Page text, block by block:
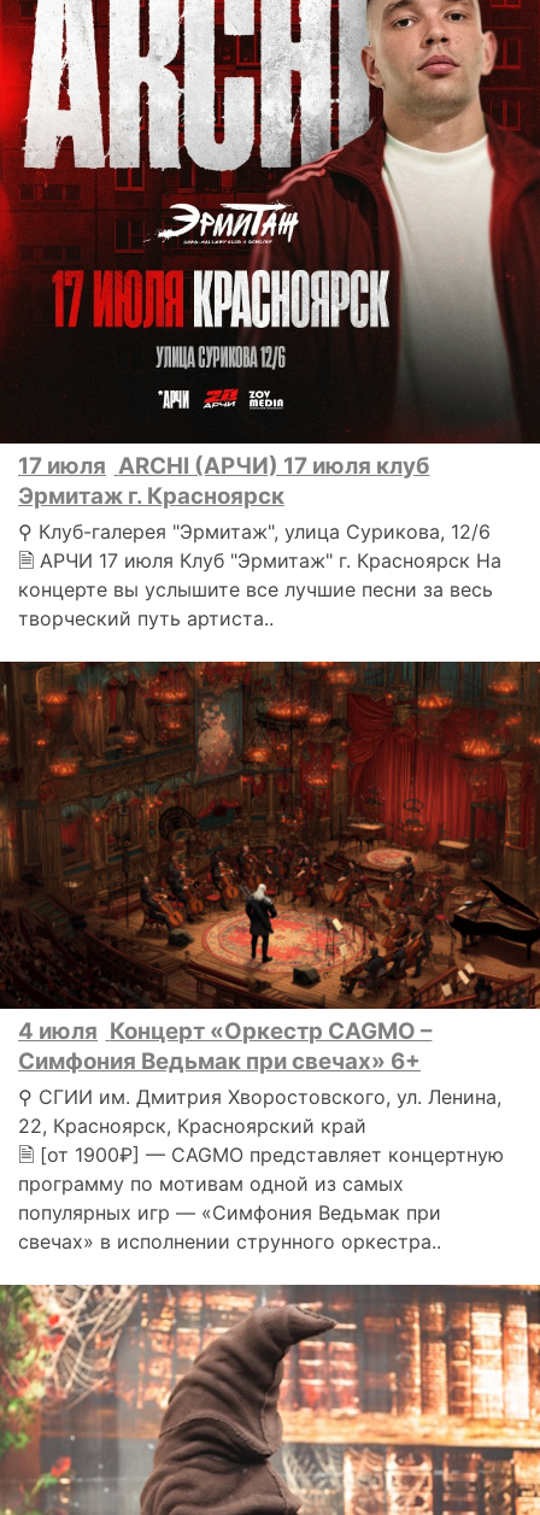
17 июля ARCHI (АРЧИ) 17 июля клуб
Эрмитаж г. Красноярск
⚲ Клуб-галерея "Эрмитаж", улица Сурикова, 12/6
🗎 АРЧИ 17 июля Клуб "Эрмитаж" г. Красноярск На
концерте вы услышите все лучшие песни за весь
творческий путь артиста..
4 июля Концерт «Оркестр CAGMO –
Симфония Ведьмак при свечах» 6+
⚲ СГИИ им. Дмитрия Хворостовского, ул. Ленина,
22, Красноярск, Красноярский край
🗎 [от 1900₽] — CAGMO представляет концертную
программу по мотивам одной из самых
популярных игр — «Симфония Ведьмак при
свечах» в исполнении струнного оркестра..